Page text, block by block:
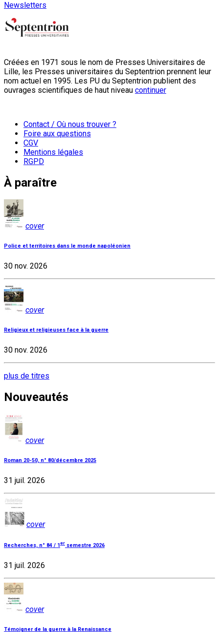
Newsletters
Créées en 1971 sous le nom de Presses Universitaires de
Lille, les Presses universitaires du Septentrion prennent leur
nom actuel en 1995. Les PU du Septentrion publient des
ouvrages scientifiques de haut niveau continuer
Contact / Où nous trouver ?
Foire aux questions
CGV
Mentions légales
RGPD
À paraître
cover
Police et territoires dans le monde napoléonien
30 nov. 2026
cover
Religieux et religieuses face à la guerre
30 nov. 2026
plus de titres
Nouveautés
cover
Roman 20-50, n° 80/décembre 2025
31 juil. 2026
cover
Recherches, n° 84 / 1 er semestre 2026
31 juil. 2026
cover
Témoigner de la guerre à la Renaissance